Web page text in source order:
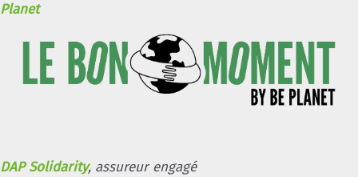
Planet
DAP Solidarity, assureur engagé